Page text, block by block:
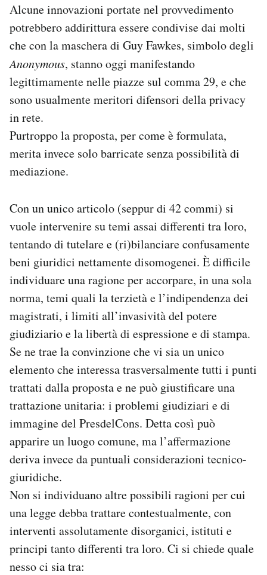
Area Personale
Newsletter
Notifiche mobile
Regala il Post
Hai bisogno di aiuto?
Alcune innovazioni portate nel provvedimento
potrebbero addirittura essere condivise dai molti
che con la maschera di Guy Fawkes, simbolo degli
Anonymous, stanno oggi manifestando
legittimamente nelle piazze sul comma 29, e che
sono usualmente meritori difensori della privacy
in rete.
Purtroppo la proposta, per come è formulata,
merita invece solo barricate senza possibilità di
mediazione.
Con un unico articolo (seppur di 42 commi) si
vuole intervenire su temi assai differenti tra loro,
tentando di tutelare e (ri)bilanciare confusamente
beni giuridici nettamente disomogenei. È difficile
individuare una ragione per accorpare, in una sola
norma, temi quali la terzietà e l’indipendenza dei
magistrati, i limiti all’invasività del potere
giudiziario e la libertà di espressione e di stampa.
Se ne trae la convinzione che vi sia un unico
elemento che interessa trasversalmente tutti i punti
trattati dalla proposta e ne può giustificare una
trattazione unitaria: i problemi giudiziari e di
immagine del PresdelCons. Detta così può
apparire un luogo comune, ma l’affermazione
deriva invece da puntuali considerazioni tecnico-
giuridiche.
Non si individuano altre possibili ragioni per cui
una legge debba trattare contestualmente, con
interventi assolutamente disorganici, istituti e
principi tanto differenti tra loro. Ci si chiede quale
nesso ci sia tra: